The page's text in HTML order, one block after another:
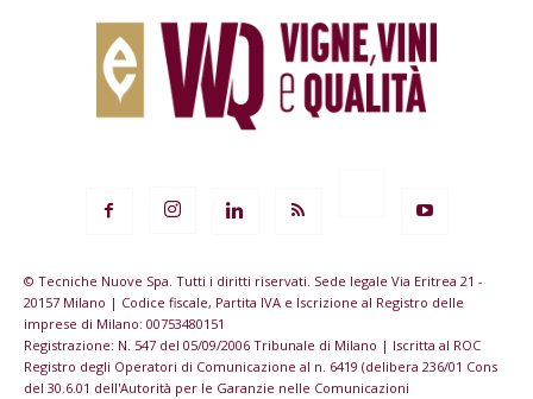
© Tecniche Nuove Spa. Tutti i diritti riservati. Sede legale Via Eritrea 21 -
20157 Milano | Codice fiscale, Partita IVA e Iscrizione al Registro delle
imprese di Milano: 00753480151
Registrazione: N. 547 del 05/09/2006 Tribunale di Milano | Iscritta al ROC
Registro degli Operatori di Comunicazione al n. 6419 (delibera 236/01 Cons
del 30.6.01 dell'Autorità per le Garanzie nelle Comunicazioni